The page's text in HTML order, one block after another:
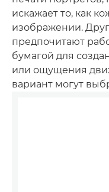
искажает то, как
изображении.
предпочитают
бумагой для
или ощущения
вариант могут